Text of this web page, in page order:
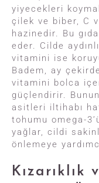
yiyecekleri
çilek ve biber, C
hazinedir. Bu
eder. Cilde
vitamini ise
Badem, ay
vitamini bolca
güçlendirir.
asitleri iltihabı
tohumu omega-
yağlar, cildi
önlemeye
Kızarıklık